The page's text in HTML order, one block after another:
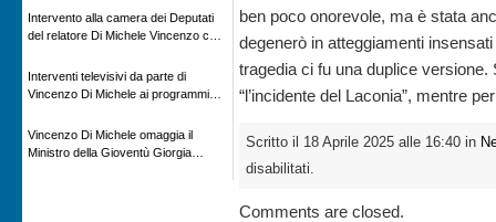
in onda su Espansione TV
Intervento alla camera dei Deputati
del relatore Di Michele Vincenzo con
impatto ambientale e problematiche
sui veicoli storici e trattori d’epoca
Interventi televisivi da parte di
Vincenzo Di Michele ai programmi
rivisitazione della storia
Vincenzo Di Michele omaggia il
Ministro della Gioventù Giorgia
ben poco onorevole, ma è stata
degenerò in atteggiamenti
tragedia ci fu una duplice versione.
“l’incidente del Laconia”, mentre
Scritto il 18 Aprile 2025 alle 16:40 in
disabilitati.
Comments are closed.